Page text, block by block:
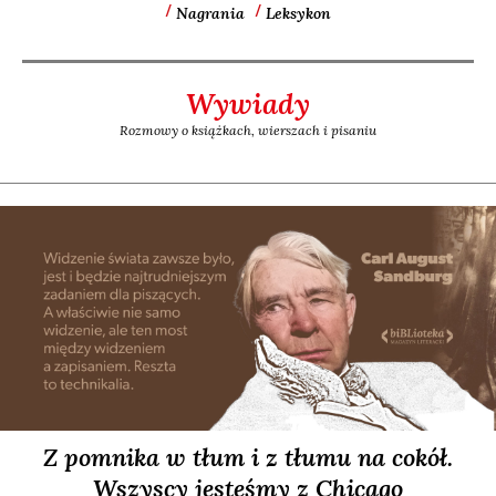
Nagrania Leksykon
Wywiady
Rozmowy o książkach, wierszach i pisaniu
Z pomnika w tłum i z tłumu na cokół.
Wszyscy jesteśmy z Chicago